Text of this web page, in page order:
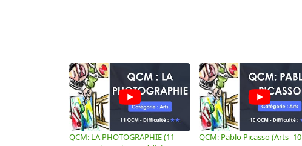
QCM: LA PHOTOGRAPHIE (11
QCM: Pablo Picasso (Arts- 10